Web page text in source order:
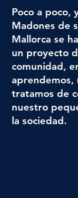
Poco a poco,
Madones de
Mallorca se
un proyecto
comunidad,
aprendemos,
tratamos de
nuestro
la sociedad.